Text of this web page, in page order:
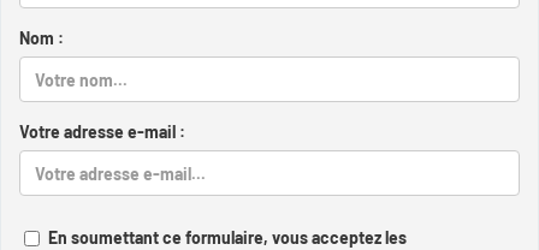
Nom :
Votre adresse e-mail :
En soumettant ce formulaire, vous acceptez les